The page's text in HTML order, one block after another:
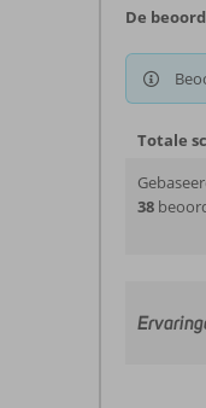
De
Totale
38